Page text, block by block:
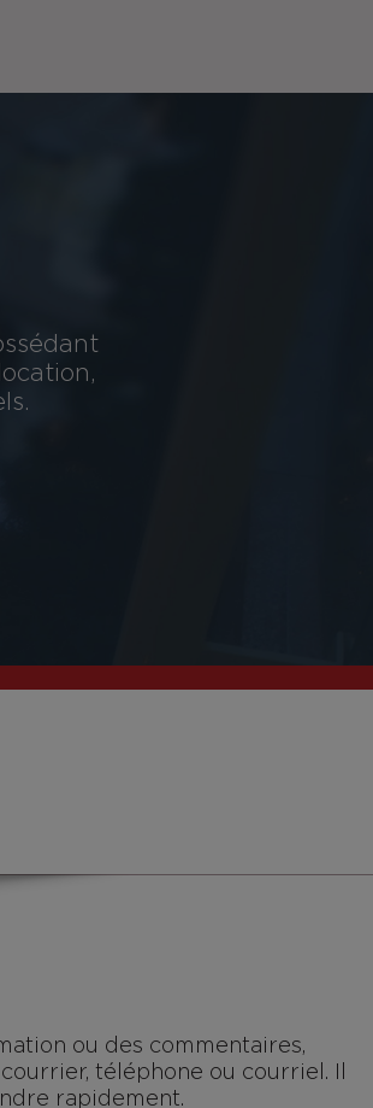
ou des commentaires,
téléphone ou courriel. Il
rapidement.